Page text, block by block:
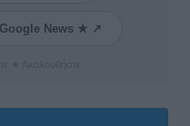
News ★ ↗